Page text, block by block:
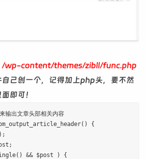
/wp-content/themes/zibll/func.php
己创一个，记得加上php头，要不然
即可！
输出文章头部相关内容
{
&& $post ) {